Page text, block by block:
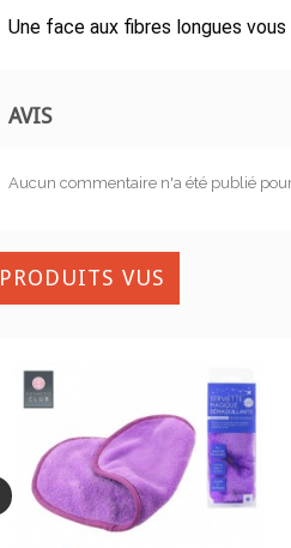
Une face aux fibres longues
AVIS
Aucun commentaire n'a été publié
PRODUITS VUS